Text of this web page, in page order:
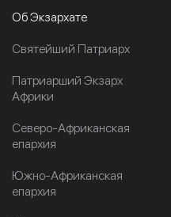
Об Экзархате
Cвятейший Патриарх
Патриарший Экзарх
Африки
Северо-Африканская
епархия
Южно-Африканская
епархия